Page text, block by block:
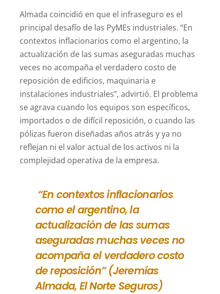
Almada coincidió en que el infraseguro es el
principal desafío de las PyMEs industriales. “En
contextos inflacionarios como el argentino, la
actualización de las sumas aseguradas muchas
veces no acompaña el verdadero costo de
reposición de edificios, maquinaria e
instalaciones industriales”, advirtió. El problema
se agrava cuando los equipos son específicos,
importados o de difícil reposición, o cuando las
pólizas fueron diseñadas años atrás y ya no
reflejan ni el valor actual de los activos ni la
complejidad operativa de la empresa.
“En contextos inflacionarios
como el argentino, la
actualización de las sumas
aseguradas muchas veces no
acompaña el verdadero costo
de reposición” (Jeremías
Almada, El Norte Seguros)